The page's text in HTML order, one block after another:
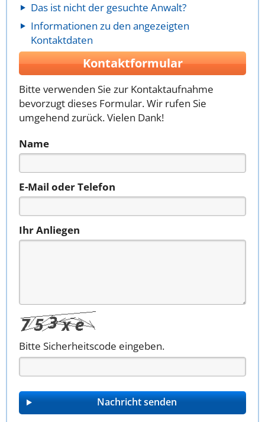
Das ist nicht der gesuchte Anwalt?
Informationen zu den angezeigten
Kontaktdaten
Kontaktformular
Bitte verwenden Sie zur Kontaktaufnahme
bevorzugt dieses Formular. Wir rufen Sie
umgehend zurück. Vielen Dank!
Name
E-Mail oder Telefon
Ihr Anliegen
Bitte Sicherheitscode eingeben.